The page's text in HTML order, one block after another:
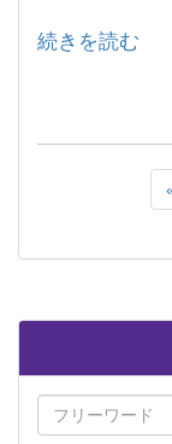
欠席の場合も
続きを読む